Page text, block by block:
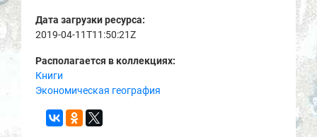
Дата загрузки ресурса:
2019-04-11T11:50:21Z
Располагается в коллекциях:
Книги
Экономическая география